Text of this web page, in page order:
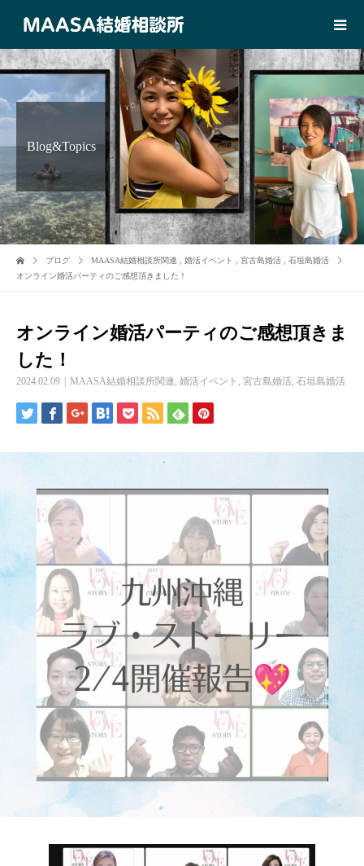
Blog&Topics
ブログ MAASA結婚相談所関連 婚活イベント 宮古島婚活
石垣島婚活
オンライン婚活パーティのご感想頂きました！
オンライン婚活パーティのご感想頂きま
した！
2024.02.09 MAASA結婚相談所関連, 婚活イベント , 宮古島婚活, 石垣島婚活